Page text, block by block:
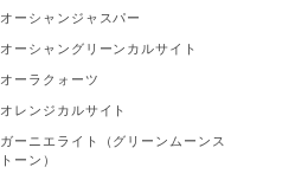
オーシャンジャスパー
オーシャングリーンカルサイト
オーラクォーツ
オレンジカルサイト
ガーニエライト（グリーンムーンス
トーン）